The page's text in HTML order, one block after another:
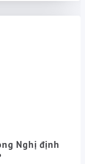
Nghị định